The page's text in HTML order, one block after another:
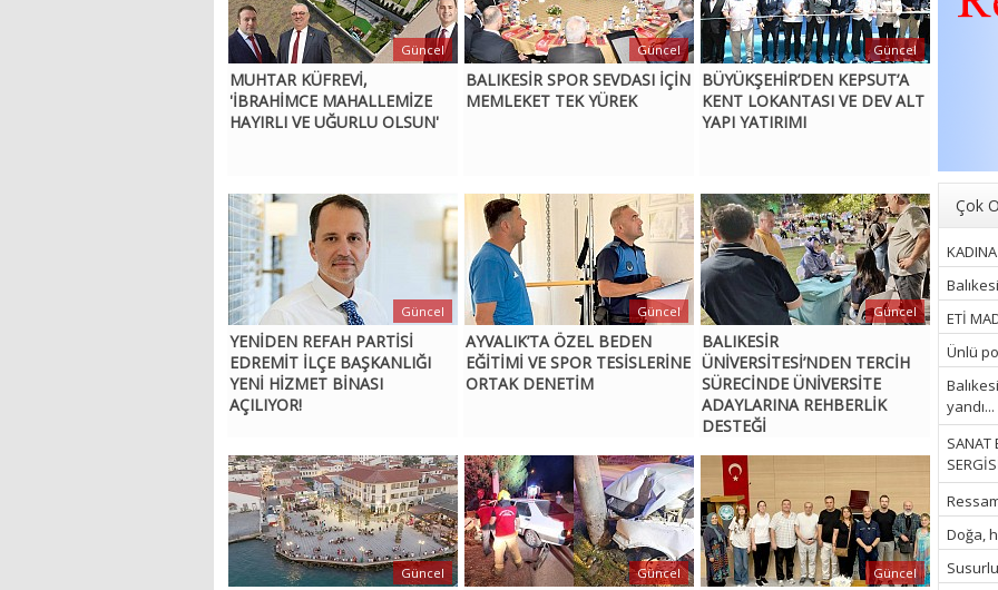
Çok
ETİ
Ünlü
yandı...
SANAT
Doğa,
MUHTAR KÜFREVİ,
'İBRAHİMCE MAHALLEMİZE
HAYIRLI VE UĞURLU OLSUN'
Güncel
BALIKESİR SPOR SEVDASI İÇİN
MEMLEKET TEK YÜREK
Güncel
BÜYÜKŞEHİR’DEN KEPSUT’A
KENT LOKANTASI VE DEV ALT
YAPI YATIRIMI
Güncel
YENİDEN REFAH PARTİSİ
EDREMİT İLÇE BAŞKANLIĞI
YENİ HİZMET BİNASI
AÇILIYOR!
Güncel
AYVALIK’TA ÖZEL BEDEN
EĞİTİMİ VE SPOR TESİSLERİNE
ORTAK DENETİM
Güncel
BALIKESİR
ÜNİVERSİTESİ’NDEN TERCİH
SÜRECİNDE ÜNİVERSİTE
ADAYLARINA REHBERLİK
DESTEĞİ
Güncel
Güncel Güncel Güncel